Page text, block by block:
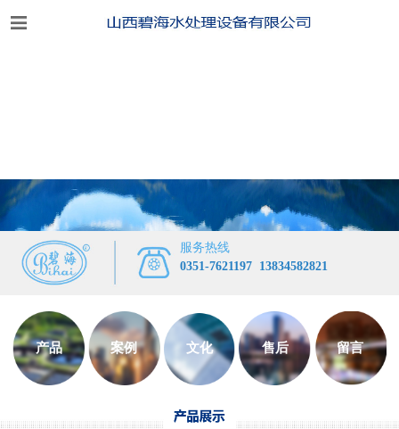
服务热线
0351-7621197 13834582821
产品 案例 文化 售后 留言